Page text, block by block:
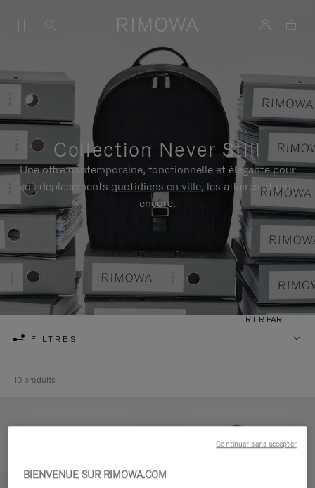
Collection Never Still
Une offre contemporaine, fonctionnelle et élégante pour
vos déplacements quotidiens en ville, les affaires et plus
encore.
FILTRES
TRIER PAR
10 produits
BIENVENUE SUR RIMOWA.COM
Continuer sans accepter